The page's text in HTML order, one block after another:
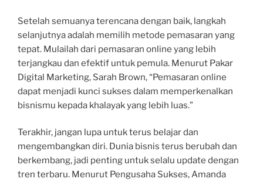
Setelah semuanya terencana dengan baik, langkah
selanjutnya adalah memilih metode pemasaran yang
tepat. Mulailah dari pemasaran online yang lebih
terjangkau dan efektif untuk pemula. Menurut Pakar
Digital Marketing, Sarah Brown, “Pemasaran online
dapat menjadi kunci sukses dalam memperkenalkan
bisnismu kepada khalayak yang lebih luas.”
Terakhir, jangan lupa untuk terus belajar dan
mengembangkan diri. Dunia bisnis terus berubah dan
berkembang, jadi penting untuk selalu update dengan
tren terbaru. Menurut Pengusaha Sukses, Amanda